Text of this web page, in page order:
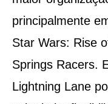
principalmente
Star Wars: Rise
Springs Racers.
Lightning Lane